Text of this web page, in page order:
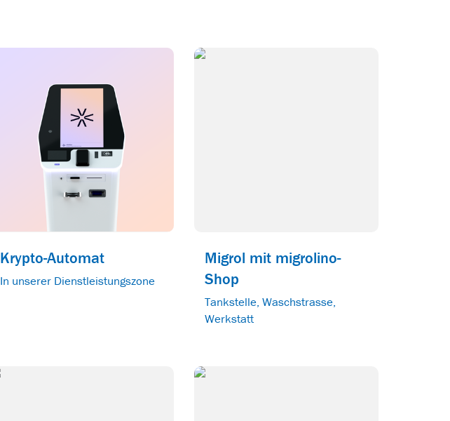
Krypto-Automat
In unserer Dienstleistungszone
Migrol mit migrolino-
Shop
Tankstelle, Waschstrasse,
Werkstatt